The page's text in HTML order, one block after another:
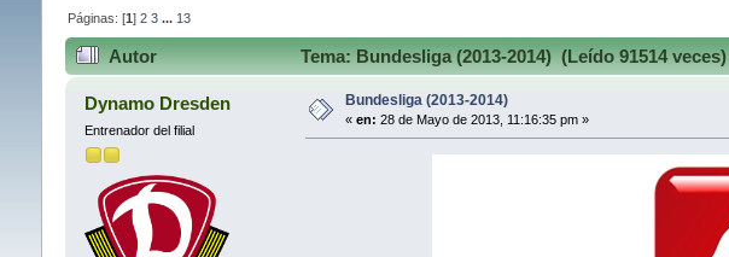
Páginas: [1] 2 3 ... 13
Autor Tema: Bundesliga (2013-2014) (Leído 91514 veces)
Dynamo Dresden
Entrenador del filial
Bundesliga (2013-2014)
« en: 28 de Mayo de 2013, 11:16:35 pm »